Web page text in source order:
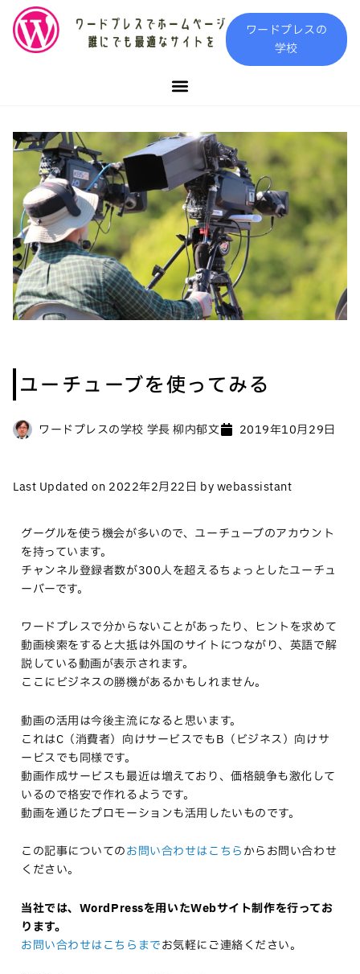
ワードプレスの
学校
ユーチューブを使ってみる
ワードプレスの学校 学長 柳内郁文 2019年10月29日
Last Updated on 2022年2月22日 by webassistant
グーグルを使う機会が多いので、ユーチューブのアカウント
を持っています。
チャンネル登録者数が300人を超えるちょっとしたユーチュ
ーバーです。
ワードプレスで分からないことがあったり、ヒントを求めて
動画検索をすると大抵は外国のサイトにつながり、英語で解
説している動画が表示されます。
ここにビジネスの勝機があるかもしれません。
動画の活用は今後主流になると思います。
これはC（消費者）向けサービスでもB（ビジネス）向けサ
ービスでも同様です。
動画作成サービスも最近は増えており、価格競争も激化して
いるので格安で作れるようです。
動画を通じたプロモーションも活用したいものです。
この記事についてのお問い合わせはこちらからお問い合わせ
ください。
当社では、WordPressを用いたWebサイト制作を行ってお
ります。
お問い合わせはこちらまでお気軽にご連絡ください。